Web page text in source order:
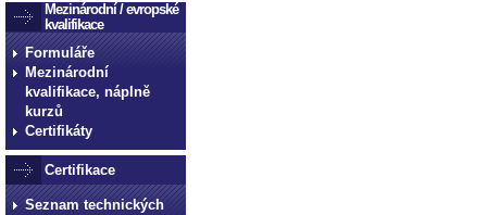
Mezinárodní / evropské
kvalifikace
Formuláře
Mezinárodní
kvalifikace, náplně
kurzů
Certifikáty
Certifikace
Seznam technických